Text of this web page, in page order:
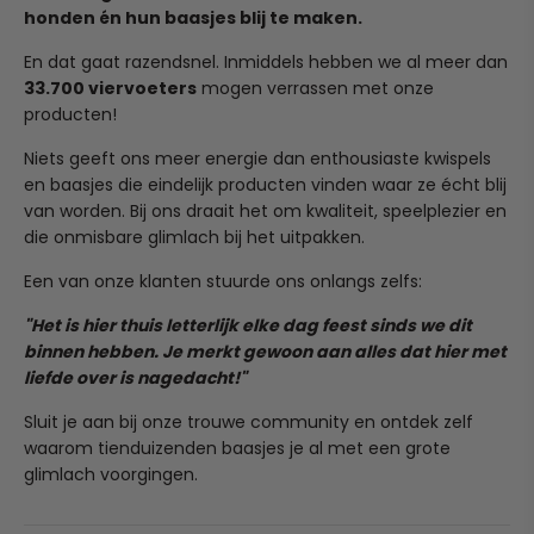
Houd de kooi of voederplek van je huisdier georganiseerd
en schoon, terwijl je ze voorziet van een betrouwbaar en
aanpasbaar voedingsschema. Shop nu en maak van het
voeren een makkie!
Wil je een artikel terugsturen of omruilen? Stuur
simpelweg een mailtje naar team@ruffy.nl en we regelen
het soepel voor je.
(Heeft je pup in al zijn enthousiasme het product per
ongeluk kapot gekauwd? Dit valt helaas niet onder
normale slijtage, maar mail ons ook dan gerust even, we
kijken graag of we iets voor je kunnen betekenen!)
Zodra jij je bestelling plaatst, gaan we direct voor je aan
de slag. Onze verwerkingstijd is 1 tot 2 werkdagen, waarna
je pakketje binnen 4 tot 6 kalenderdagen bij je wordt
bezorgd.
Heb je per ongeluk een verkeerd adres ingevuld? Stuur
ons dan binnen 24 uur een mailtje op team@ruffy.nl, dan
lossen we het direct voor je op."
honden én hun baasjes blij te maken.
En dat gaat razendsnel. Inmiddels hebben we al meer dan
33.700 viervoeters mogen verrassen met onze
producten!
Niets geeft ons meer energie dan enthousiaste kwispels
en baasjes die eindelijk producten vinden waar ze écht blij
van worden. Bij ons draait het om kwaliteit, speelplezier en
die onmisbare glimlach bij het uitpakken.
Een van onze klanten stuurde ons onlangs zelfs:
"Het is hier thuis letterlijk elke dag feest sinds we dit
binnen hebben. Je merkt gewoon aan alles dat hier met
liefde over is nagedacht!"
Sluit je aan bij onze trouwe community en ontdek zelf
waarom tienduizenden baasjes je al met een grote
glimlach voorgingen.